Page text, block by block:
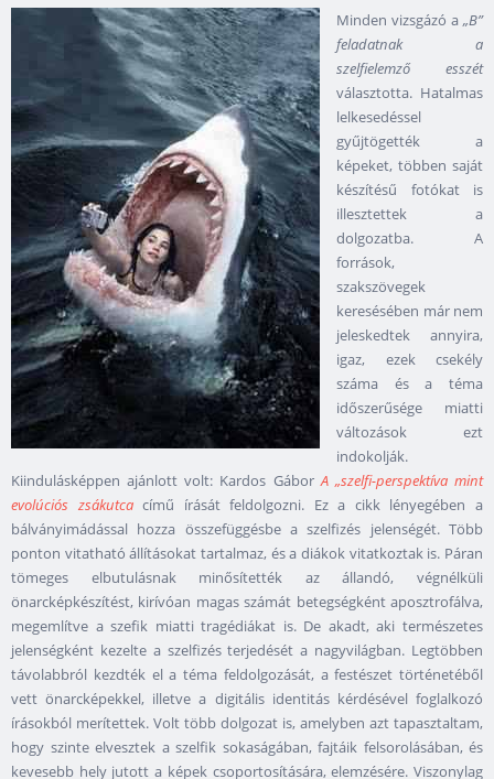
Minden vizsgázó a „B”
feladatnak a
szelfielemző esszét
választotta. Hatalmas
lelkesedéssel
gyűjtögették a
képeket, többen saját
készítésű fotókat is
illesztettek a
dolgozatba. A
források,
szakszövegek
keresésében már nem
jeleskedtek annyira,
igaz, ezek csekély
száma és a téma
időszerűsége miatti
változások ezt
indokolják.
Kiindulásképpen ajánlott volt: Kardos GáborA „szelfi-perspektíva mint
evolúciós zsákutcacímű írását feldolgozni. Ez a cikk lényegében a
bálványimádással hozza összefüggésbe a szelfizés jelenségét. Több
ponton vitatható állításokat tartalmaz, és a diákok vitatkoztak is. Páran
tömeges elbutulásnak minősítették az állandó, végnélküli
önarcképkészítést, kirívóan magas számát betegségként aposztrofálva,
megemlítve a szefik miatti tragédiákat is. De akadt, aki természetes
jelenségként kezelte a szelfizés terjedését a nagyvilágban. Legtöbben
távolabbról kezdték el a téma feldolgozását, a festészet történetéből
vett önarcképekkel, illetve a digitális identitás kérdésével foglalkozó
írásokból merítettek. Volt több dolgozat is, amelyben azt tapasztaltam,
hogy szinte elvesztek a szelfik sokaságában, fajtáik felsorolásában, és
kevesebb hely jutott a képek csoportosítására, elemzésére. Viszonylag